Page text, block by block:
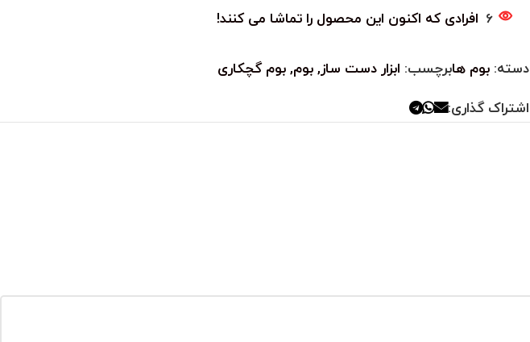
6 افرادی که اکنون این محصول را تماشا می کنند!
دسته: بوم هابرچسب: ابزار دست ساز, بوم, بوم گچکاری
اشتراک گذاری: